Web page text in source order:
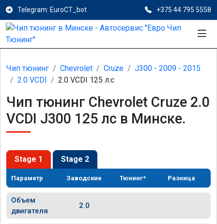
Telegram: EuroCT_bot +375 44 795 5558
Чип тюнинг Chevrolet Cruze
J300 - 2009 - 2015
2.0 VCDI
2.0 VCDI 125 л.с
Чип тюнинг Chevrolet Cruze 2.0
VCDI J300 125 лс в Минске.
Stage 1 Stage 2
Параметр Заводские Тюнинг* Разница
Объем
двигателя
2.0